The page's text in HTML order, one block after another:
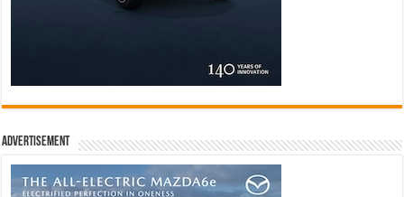
Advertisement